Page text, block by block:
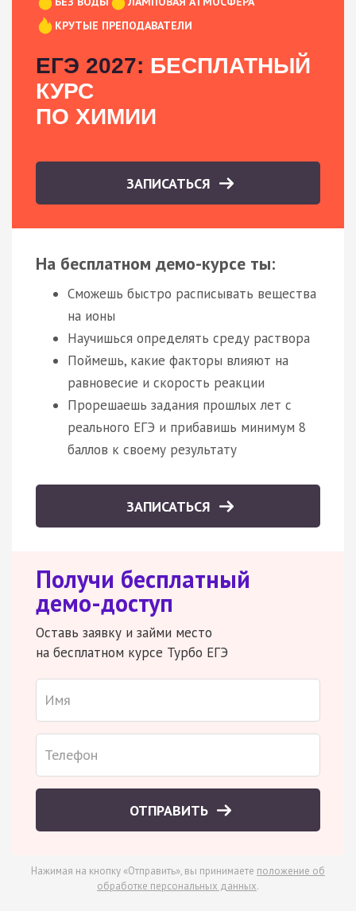
КРУТЫЕ ПРЕПОДАВАТЕЛИ
ЕГЭ 2027: БЕСПЛАТНЫЙ
КУРС
ПО ХИМИИ
ЗАПИСАТЬСЯ
На бесплатном демо-курсе ты:
Сможешь быстро расписывать вещества
на ионы
Научишься определять среду раствора
Поймешь, какие факторы влияют на
равновесие и скорость реакции
Прорешаешь задания прошлых лет с
реального ЕГЭ и прибавишь минимум 8
баллов к своему результату
ЗАПИСАТЬСЯ
Получи бесплатный
демо-доступ
Оставь заявку и займи место
на бесплатном курсе Турбо ЕГЭ
ОТПРАВИТЬ
Нажимая на кнопку «Отправить», вы принимаете положение об
обработке персональных данных.